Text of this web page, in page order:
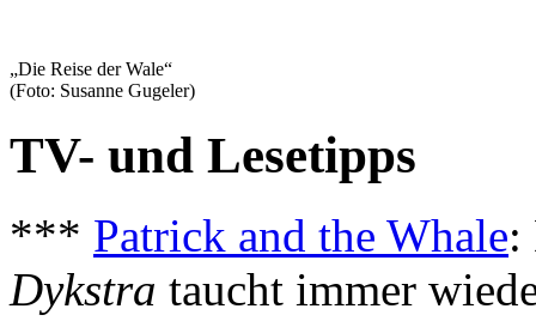
„Die Reise der Wale“
(Foto: Susanne Gugeler)
TV- und Lesetipps
*** Patrick and the Whale:
Dykstra taucht immer